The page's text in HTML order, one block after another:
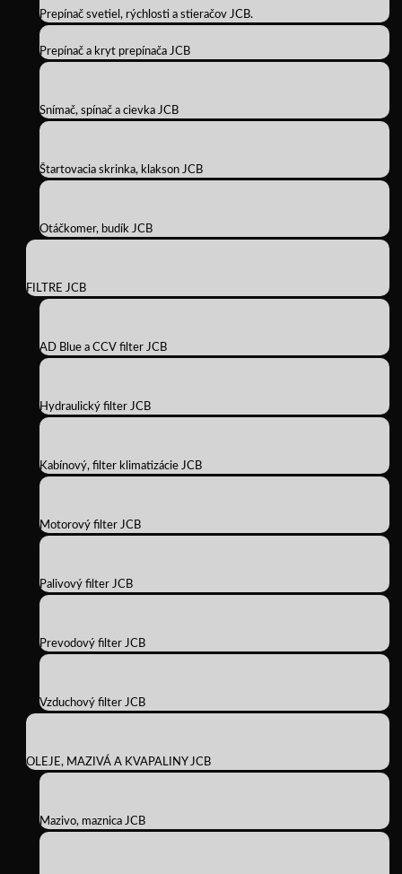
Prepínač svetiel, rýchlosti a stieračov JCB.
Prepínač a kryt prepínača JCB
Snímač, spínač a cievka JCB
Štartovacia skrinka, klakson JCB
Otáčkomer, budík JCB
FILTRE JCB
AD Blue a CCV filter JCB
Hydraulický filter JCB
Kabínový, filter klimatizácie JCB
Motorový filter JCB
Palivový filter JCB
Prevodový filter JCB
Vzduchový filter JCB
OLEJE, MAZIVÁ A KVAPALINY JCB
Mazivo, maznica JCB